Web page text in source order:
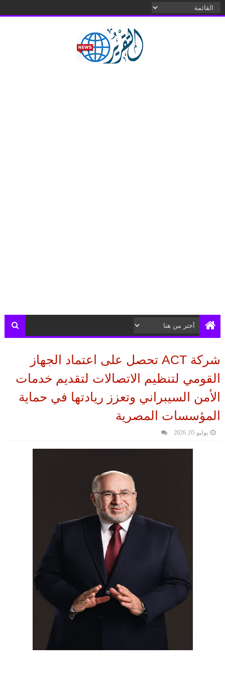
شركة ACT تحصل على اعتماد الجهاز
القومي لتنظيم الاتصالات لتقديم خدمات
الأمن السيبراني وتعزز ريادتها في حماية
المؤسسات المصرية
يوليو 05, 2026